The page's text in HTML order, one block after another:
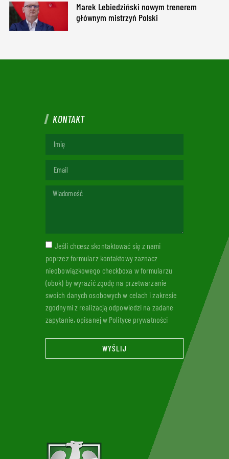
Marek Lebiedziński nowym trenerem
głównym mistrzyń Polski
KONTAKT
Jeśli chcesz skontaktować się z nami
poprzez formularz kontaktowy zaznacz
nieobowiązkowego checkboxa w formularzu
(obok) by wyrazić zgodę na przetwarzanie
swoich danych osobowych w celach i zakresie
zgodnymi z realizacją odpowiedzi na zadane
zapytanie, opisanej w Polityce prywatności
WYŚLIJ